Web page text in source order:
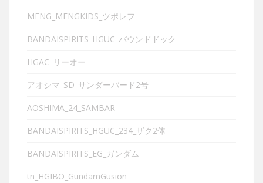
MENG_MENGKIDS_ツポレフ
BANDAISPIRITS_HGUC_バウンドドック
HGAC_リーオー
アオシマ_SD_サンダーバード2号
AOSHIMA_24_SAMBAR
BANDAISPIRITS_HGUC_234_ザク2体
BANDAISPIRITS_EG_ガンダム
tn_HGIBO_GundamGusion